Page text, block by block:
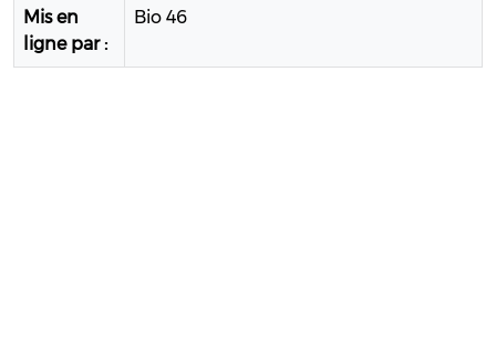
Mis en
ligne par :
Bio 46